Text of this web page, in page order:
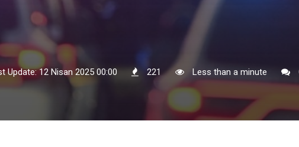
Update: 12 Nisan 2025 00:00 221 Less than a minute